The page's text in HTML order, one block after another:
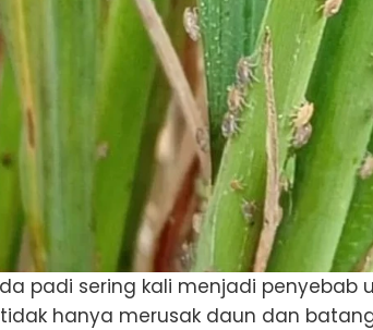
padi sering kali menjadi
hanya merusak daun dan